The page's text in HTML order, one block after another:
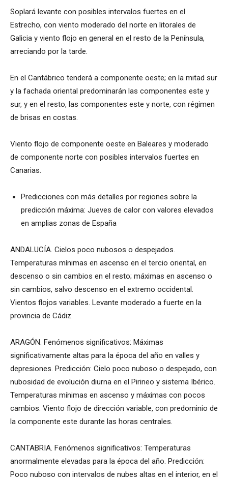
Soplará levante con posibles intervalos fuertes en el
Estrecho, con viento moderado del norte en litorales de
Galicia y viento flojo en general en el resto de la Península,
arreciando por la tarde.
En el Cantábrico tenderá a componente oeste; en la mitad sur
y la fachada oriental predominarán las componentes este y
sur, y en el resto, las componentes este y norte, con régimen
de brisas en costas.
Viento flojo de componente oeste en Baleares y moderado
de componente norte con posibles intervalos fuertes en
Canarias.
Predicciones con más detalles por regiones sobre la
predicción máxima: Jueves de calor con valores elevados
en amplias zonas de España
ANDALUCÍA. Cielos poco nubosos o despejados.
Temperaturas mínimas en ascenso en el tercio oriental, en
descenso o sin cambios en el resto; máximas en ascenso o
sin cambios, salvo descenso en el extremo occidental.
Vientos flojos variables. Levante moderado a fuerte en la
provincia de Cádiz.
ARAGÓN. Fenómenos significativos: Máximas
significativamente altas para la época del año en valles y
depresiones. Predicción: Cielo poco nuboso o despejado, con
nubosidad de evolución diurna en el Pirineo y sistema Ibérico.
Temperaturas mínimas en ascenso y máximas con pocos
cambios. Viento flojo de dirección variable, con predominio de
la componente este durante las horas centrales.
CANTABRIA. Fenómenos significativos: Temperaturas
anormalmente elevadas para la época del año. Predicción:
Poco nuboso con intervalos de nubes altas en el interior, en el